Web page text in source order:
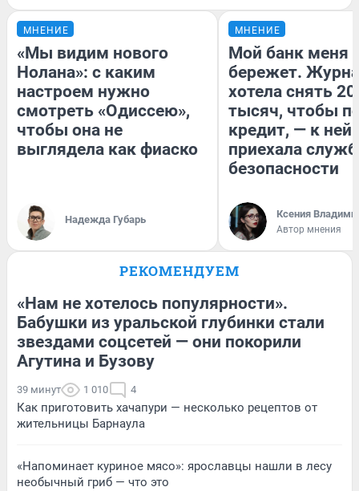
МНЕНИЕ
«Мы видим нового
Нолана»: с каким
настроем нужно
смотреть «Одиссею»,
чтобы она не
выглядела как фиаско
Надежда Губарь
МНЕНИЕ
Мой банк меня
бережет.
хотела снять
тысяч, чтобы
кредит, — к
приехала
безопасности
Ксения
Автор мнения
РЕКОМЕНДУЕМ
«Нам не хотелось популярности».
Бабушки из уральской глубинки стали
звездами соцсетей — они покорили
Агутина и Бузову
39 минут 1 010 4
Как приготовить хачапури — несколько рецептов от
жительницы Барнаула
«Напоминает куриное мясо»: ярославцы нашли в лесу
необычный гриб — что это